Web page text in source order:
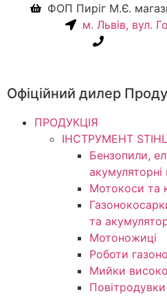
ФОП Пиріг М.Є.
м. Львів, вул.
Офіційний дилер
ПРОДУКЦІЯ
ІНСТРУМЕНТ STIHL
Бензопили,
акумуляторні
Мотокоси та
та
Мотоножиці
Роботи
Мийки